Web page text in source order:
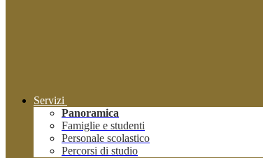
Servizi
Panoramica
Famiglie e studenti
Personale scolastico
Percorsi di studio